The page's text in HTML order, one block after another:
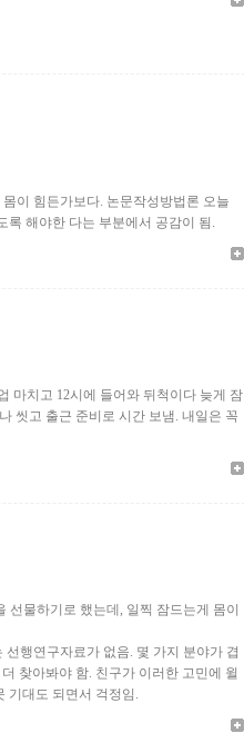
이 힘든가보다. 논문작성방법론 오늘
록 해야한 다는 부분에서 공감이 됨.
마치고 12시에 들어와 뒤척이다 늦게 잠
씻고 출근 준비로 시간 보냄. 내일은 꼭
물하기로 했는데, 일찍 잠드는게 몸이
행연구자료가 없음. 몇 가지 분야가 겹
찾아봐야 함. 친구가 이러한 고민에 윌
기대도 되면서 걱정임.